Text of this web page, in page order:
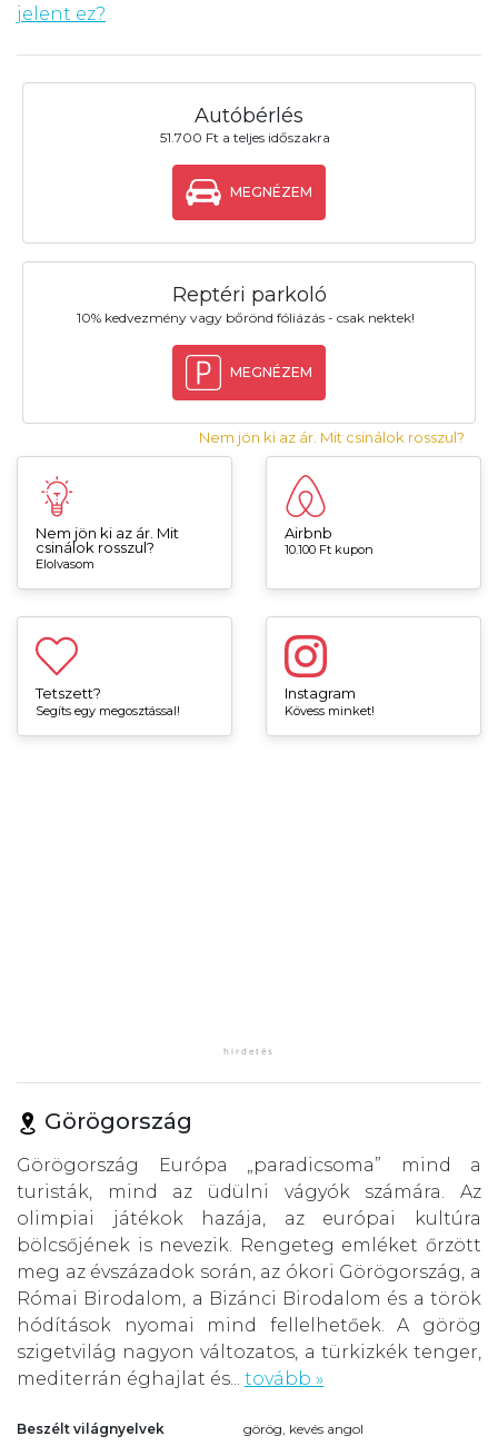
jelent ez?
Autóbérlés
51.700 Ft a teljes időszakra
MEGNÉZEM
Reptéri parkoló
10% kedvezmény vagy bőrönd fóliázás - csak nektek!
MEGNÉZEM
Nem jön ki az ár. Mit csinálok rosszul?
Nem jön ki az ár. Mit
csinálok rosszul?
Elolvasom
Airbnb
10.100 Ft kupon
Tetszett?
Segíts egy megosztással!
Instagram
Kövess minket!
Görögország
Görögország Európa „paradicsoma” mind a
turisták, mind az üdülni vágyók számára. Az
olimpiai játékok hazája, az európai kultúra
bölcsőjének is nevezik. Rengeteg emléket őrzött
meg az évszázadok során, az ókori Görögország, a
Római Birodalom, a Bizánci Birodalom és a török
hódítások nyomai mind fellelhetőek. A görög
szigetvilág nagyon változatos, a türkizkék tenger,
mediterrán éghajlat és... tovább »
Beszélt világnyelvek görög, kevés angol